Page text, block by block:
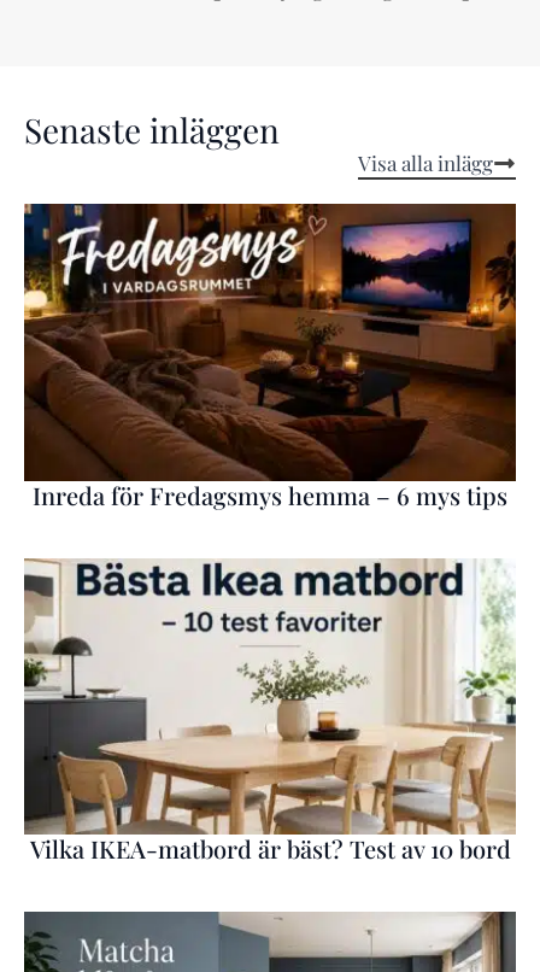
Senaste inläggen
Visa alla inlägg
Inreda för Fredagsmys hemma – 6 mys tips
Vilka IKEA-matbord är bäst? Test av 10 bord